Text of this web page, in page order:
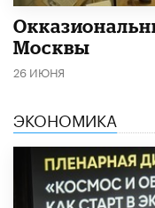
Москвы
26 ИЮНЯ
ЭКОНОМИКА